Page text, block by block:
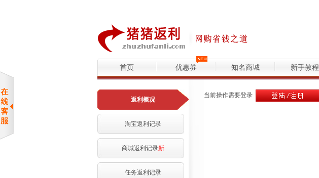
首页 优惠券 知名商城 新手教程
返利概况
淘宝返利记录
商城返利记录新
任务返利记录
当前操作需要登录